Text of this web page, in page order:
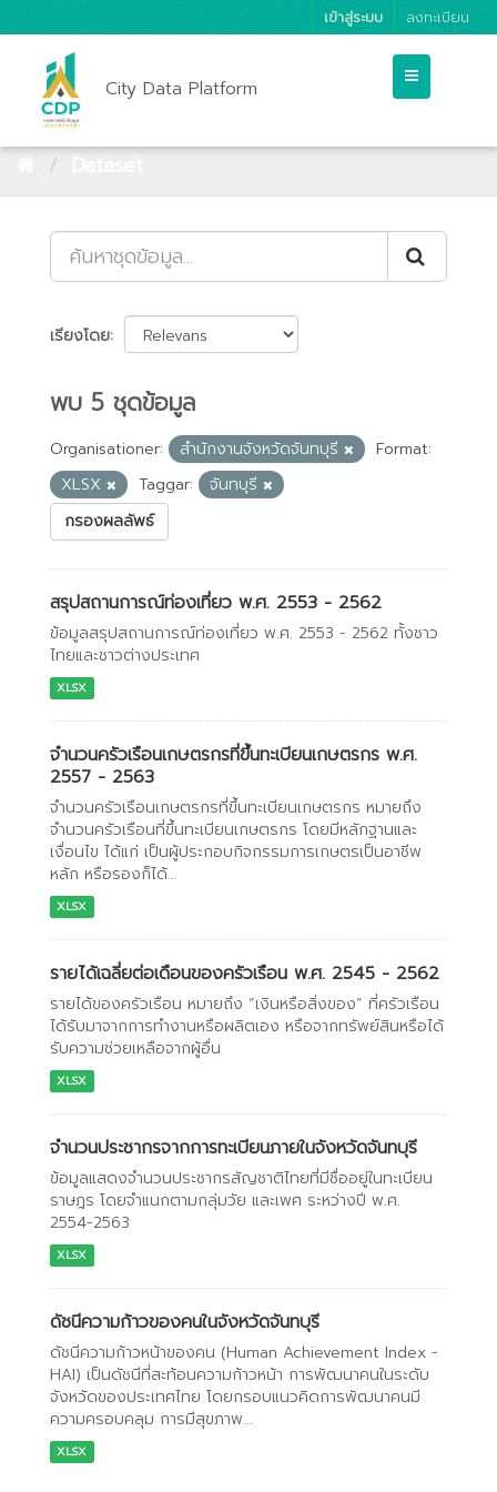
เข้าสู่ระบบ ลงทะเบียน
City Data Platform
เรียงโดย
พบ 5 ชุดข้อมูล
Organisationer: สำนักงานจังหวัดจันทบุรี
Format:
XLSX
Taggar:
จันทบุรี
กรองผลลัพธ์
สรุปสถานการณ์ท่องเที่ยว พ.ศ. 2553 - 2562
ข้อมูลสรุปสถานการณ์ท่องเที่ยว พ.ศ. 2553 - 2562 ทั้งชาว
ไทยและชาวต่างประเทศ
XLSX
จำนวนครัวเรือนเกษตรกรที่ขึ้นทะเบียนเกษตรกร พ.ศ.
2557 - 2563
จำนวนครัวเรือนเกษตรกรที่ขึ้นทะเบียนเกษตรกร หมายถึง
จำนวนครัวเรือนที่ขึ้นทะเบียนเกษตรกร โดยมีหลักฐานและ
เงื่อนไข ได้แก่ เป็นผู้ประกอบกิจกรรมการเกษตรเป็นอาชีพ
หลัก หรือรองก็ได้...
XLSX
รายได้เฉลี่ยต่อเดือนของครัวเรือน พ.ศ. 2545 - 2562
รายได้ของครัวเรือน หมายถึง “เงินหรือสิ่งของ” ที่ครัวเรือน
ได้รับมาจากการทำงานหรือผลิตเอง หรือจากทรัพย์สินหรือได้
รับความช่วยเหลือจากผู้อื่น
XLSX
จำนวนประชากรจากการทะเบียนภายในจังหวัดจันทบุรี
ข้อมูลแสดงจำนวนประชากรสัญชาติไทยที่มีชื่ออยู่ในทะเบียน
ราษฎร โดยจำแนกตามกลุ่มวัย และเพศ ระหว่างปี พ.ศ.
2554-2563
XLSX
ดัชนีความก้าวของคนในจังหวัดจันทบุรี
ดัชนีความก้าวหน้าของคน (Human Achievement Index -
HAI) เป็นดัชนีที่สะท้อนความก้าวหน้า การพัฒนาคนในระดับ
จังหวัดของประเทศไทย โดยกรอบแนวคิดการพัฒนาคนมี
ความครอบคลุม การมีสุขภาพ...
XLSX